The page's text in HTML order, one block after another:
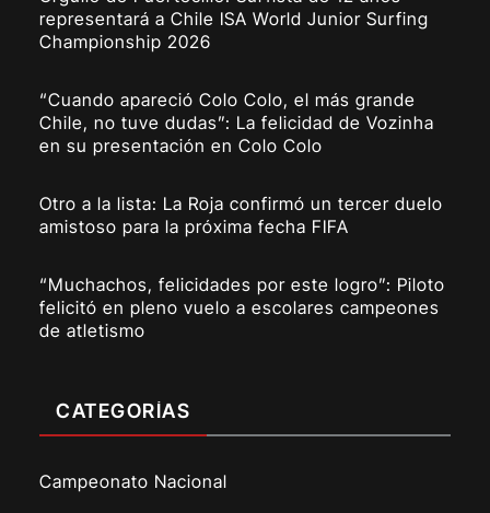
representará a Chile ISA World Junior Surfing
Championship 2026
“Cuando apareció Colo Colo, el más grande
Chile, no tuve dudas”: La felicidad de Vozinha
en su presentación en Colo Colo
Otro a la lista: La Roja confirmó un tercer duelo
amistoso para la próxima fecha FIFA
“Muchachos, felicidades por este logro”: Piloto
felicitó en pleno vuelo a escolares campeones
de atletismo
CATEGORÍAS
Campeonato Nacional